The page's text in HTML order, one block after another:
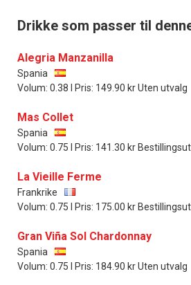
Drikke som passer til
Alegria Manzanilla
Spania
Volum: 0.38 l Pris: 149.90 kr Uten utvalg
Mas Collet
Spania
Volum: 0.75 l Pris: 141.30 kr
La Vieille Ferme
Frankrike
Volum: 0.75 l Pris: 175.00 kr
Gran Viña Sol Chardonnay
Spania
Volum: 0.75 l Pris: 184.90 kr Uten utvalg